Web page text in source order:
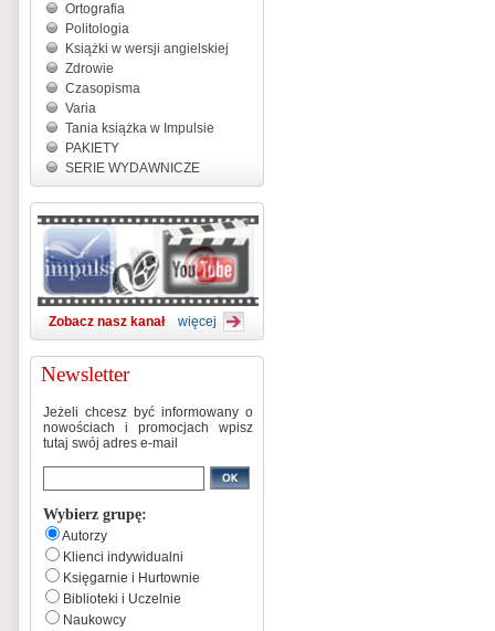
Ortografia
Politologia
Książki w wersji angielskiej
Zdrowie
Czasopisma
Varia
Tania książka w Impulsie
PAKIETY
SERIE WYDAWNICZE
Zobacz nasz kanał więcej
Newsletter
Jeżeli chcesz być informowany o
nowościach i promocjach wpisz
tutaj swój adres e-mail
Wybierz grupę:
Autorzy
Klienci indywidualni
Księgarnie i Hurtownie
Biblioteki i Uczelnie
Naukowcy